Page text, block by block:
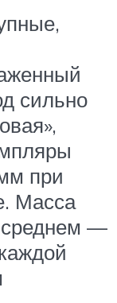
сильно
при
Масса
среднем —